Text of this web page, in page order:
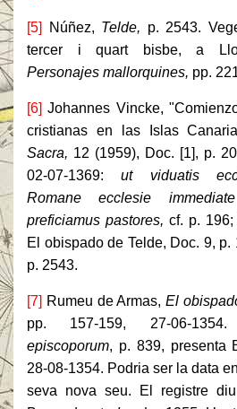
[5] Núñez, Telde, p. 2543.
tercer i quart bisbe, a
Personajes mallorquines, pp.
[6] Johannes Vincke,
cristianas en las Islas
Sacra, 12 (1959), Doc. [1], p.
02-07-1369:ut viduatis
Romane ecclesie
preficiamus pastores, cf. p. 196;
El obispado de Telde, Doc. 9, p.
p. 2543.
[7] Rumeu de Armas,El
pp. 157-159, 27-06-
episcoporum, p. 839, presenta
28-08-1354. Podria ser la data
seva nova seu. El registre